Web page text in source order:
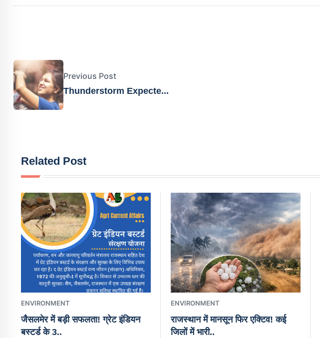
Previous Post
Thunderstorm Expecte...
Related Post
ENVIRONMENT
जैसलमेर में बड़ी सफलता! ग्रेट इंडियन
बस्टर्ड के 3..
ENVIRONMENT
राजस्थान में मानसून फिर एक्टिव! कई
जिलों में भारी..